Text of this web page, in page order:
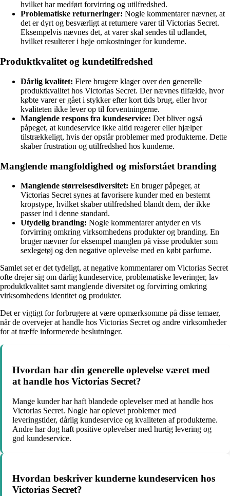
hvilket har medført forvirring og utilfredshed.
Problematiske returneringer: Nogle kommentarer nævner, at
det er dyrt og besværligt at returnere varer til Victorias Secret.
Eksempelvis nævnes det, at varer skal sendes til udlandet,
hvilket resulterer i høje omkostninger for kunderne.
Produktkvalitet og kundetilfredshed
Dårlig kvalitet: Flere brugere klager over den generelle
produktkvalitet hos Victorias Secret. Der nævnes tilfælde, hvor
købte varer er gået i stykker efter kort tids brug, eller hvor
kvaliteten ikke lever op til forventningerne.
Manglende respons fra kundeservice: Det bliver også
påpeget, at kundeservice ikke altid reagerer eller hjælper
tilstrækkeligt, hvis der opstår problemer med produkterne. Dette
skaber frustration og utilfredshed hos kunderne.
Manglende mangfoldighed og misforstået branding
Manglende størrelsesdiversitet: En bruger påpeger, at
Victorias Secret synes at favorisere kunder med en bestemt
kropstype, hvilket skaber utilfredshed blandt dem, der ikke
passer ind i denne standard.
Utydelig branding: Nogle kommentarer antyder en vis
forvirring omkring virksomhedens produkter og branding. En
bruger nævner for eksempel manglen på visse produkter som
sexlegetøj og den negative oplevelse med en købt parfume.
Samlet set er det tydeligt, at negative kommentarer om Victorias Secret
ofte drejer sig om dårlig kundeservice, problematiske leveringer, lav
produktkvalitet samt manglende diversitet og forvirring omkring
virksomhedens identitet og produkter.
Det er vigtigt for forbrugere at være opmærksomme på disse temaer,
når de overvejer at handle hos Victorias Secret og andre virksomheder
for at træffe informerede beslutninger.
Hvordan har din generelle oplevelse været med
at handle hos Victorias Secret?
Mange kunder har haft blandede oplevelser med at handle hos
Victorias Secret. Nogle har oplevet problemer med
leveringstider, dårlig kundeservice og kvaliteten af produkterne.
Andre har dog haft positive oplevelser med hurtig levering og
god kundeservice.
Hvordan beskriver kunderne kundeservicen hos
Victorias Secret?